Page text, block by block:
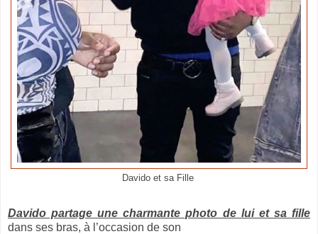
Davido et sa Fille
Davido partage une charmante photo de lui et sa fille
dans ses bras, à l’occasion de son